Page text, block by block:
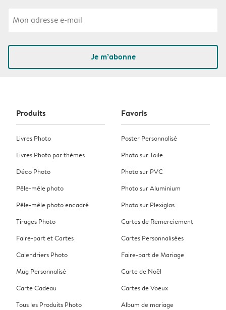
Je m’abonne
Produits
Livres Photo
Livres Photo par thèmes
Déco Photo
Pêle-mêle photo
Pêle-mêle photo encadré
Tirages Photo
Faire-part et Cartes
Calendriers Photo
Mug Personnalisé
Carte Cadeau
Tous les Produits Photo
Favoris
Poster Personnalisé
Photo sur Toile
Photo sur PVC
Photo sur Aluminium
Photo sur Plexiglas
Cartes de Remerciement
Cartes Personnalisées
Faire-part de Mariage
Carte de Noël
Cartes de Voeux
Album de mariage